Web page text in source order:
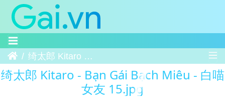
Trang chủ绮太郎 Kitaro - Bạn Gái Bạch Miêu - 白喵女友 15
绮太郎 Kitaro - Bạn Gái Bạch Miêu - 白喵
女友 15.jpg